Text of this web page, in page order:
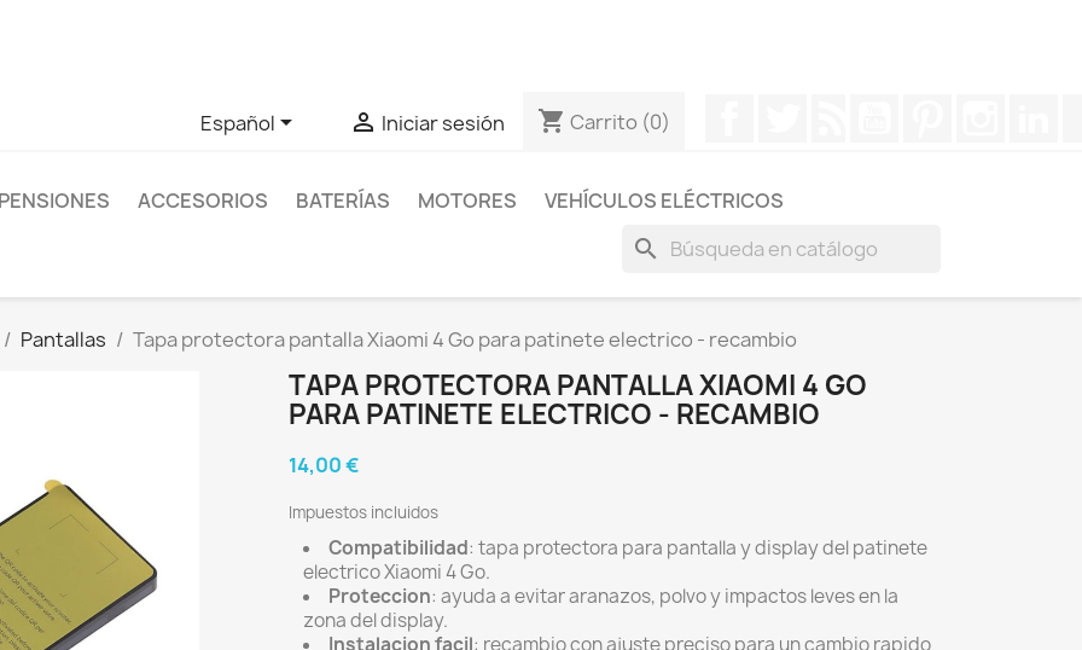
Español  Iniciar sesión shopping_cart Carrito (0)
ACCESORIOS BATERÍAS MOTORES VEHÍCULOS ELÉCTRICOS
search
Pantallas Tapa protectora pantalla Xiaomi 4 Go para patinete electrico - recambio
TAPA PROTECTORA PANTALLA XIAOMI 4 GO
PARA PATINETE ELECTRICO - RECAMBIO
14,00 €
Impuestos incluidos
Compatibilidad: tapa protectora para pantalla y display del patinete
electrico Xiaomi 4 Go.
Proteccion: ayuda a evitar aranazos, polvo y impactos leves en la
zona del display.
Instalacion facil: recambio con ajuste preciso para un cambio rapido